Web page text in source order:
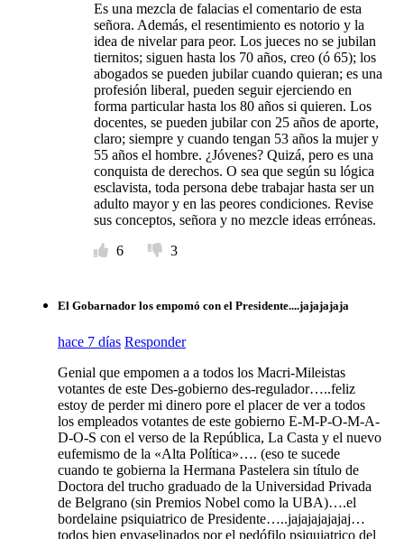
Es una mezcla de falacias el comentario de esta
señora. Además, el resentimiento es notorio y la
idea de nivelar para peor. Los jueces no se jubilan
tiernitos; siguen hasta los 70 años, creo (ó 65); los
abogados se pueden jubilar cuando quieran; es una
profesión liberal, pueden seguir ejerciendo en
forma particular hasta los 80 años si quieren. Los
docentes, se pueden jubilar con 25 años de aporte,
claro; siempre y cuando tengan 53 años la mujer y
55 años el hombre. ¿Jóvenes? Quizá, pero es una
conquista de derechos. O sea que según su lógica
esclavista, toda persona debe trabajar hasta ser un
adulto mayor y en las peores condiciones. Revise
sus conceptos, señora y no mezcle ideas erróneas.
6
3
El Gobarnador los empomó con el Presidente....jajajajaja
hace 7 días Responder
Genial que empomen a a todos los Macri-Mileistas
votantes de este Des-gobierno des-regulador…..feliz
estoy de perder mi dinero pore el placer de ver a todos
los empleados votantes de este gobierno E-M-P-O-M-A-
D-O-S con el verso de la República, La Casta y el nuevo
eufemismo de la «Alta Política»…. (eso te sucede
cuando te gobierna la Hermana Pastelera sin título de
Doctora del trucho graduado de la Universidad Privada
de Belgrano (sin Premios Nobel como la UBA)….el
bordelaine psiquiatrico de Presidente…..jajajajajajaj…
todos bien envaselinados por el pedófilo psiquiatrico del